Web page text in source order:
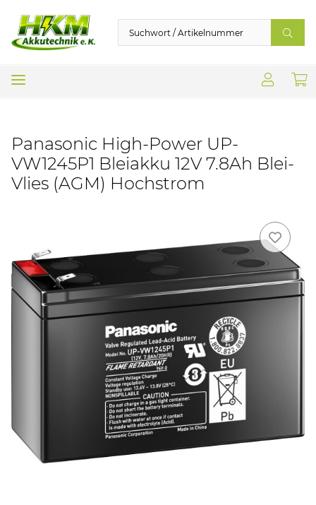
Panasonic High-Power UP-
VW1245P1 Bleiakku 12V 7.8Ah Blei-
Vlies (AGM) Hochstrom